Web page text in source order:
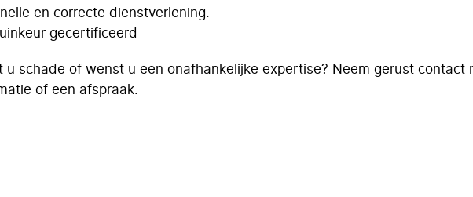
en correcte dienstverlening.
gecertificeerd
u schade of wenst u een onafhankelijke expertise? Neem gerust contact
of een afspraak.